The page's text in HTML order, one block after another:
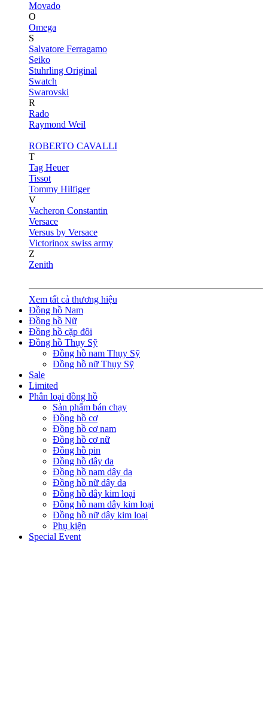
Movado
O
Omega
S
Salvatore Ferragamo
Seiko
Stuhrling Original
Swatch
Swarovski
R
Rado
Raymond Weil
ROBERTO CAVALLI
T
Tag Heuer
Tissot
Tommy Hilfiger
V
Vacheron Constantin
Versace
Versus by Versace
Victorinox swiss army
Z
Zenith
Xem tất cả thương hiệu
Đồng hồ Nam
Đồng hồ Nữ
Đồng hồ cặp đôi
Đồng hồ Thụy Sỹ
Đồng hồ nam Thụy Sỹ
Đồng hồ nữ Thụy Sỹ
Sale
Limited
Phân loại đồng hồ
Sản phẩm bán chạy
Đồng hồ cơ
Đồng hồ cơ nam
Đồng hồ cơ nữ
Đồng hồ pin
Đồng hồ dây da
Đồng hồ nam dây da
Đồng hồ nữ dây da
Đồng hồ dây kim loại
Đồng hồ nam dây kim loại
Đồng hồ nữ dây kim loại
Phụ kiện
Special Event